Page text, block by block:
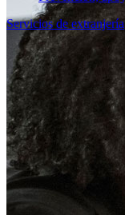
Servicios de extranjería